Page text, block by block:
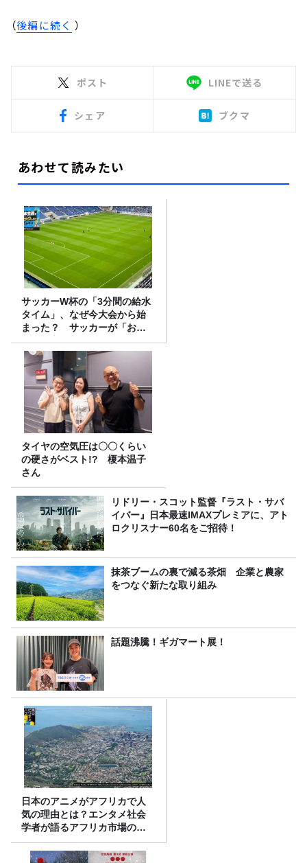
（後編に続く ）
ポスト LINEで送る
シェア ブクマ
あわせて読みたい
サッカーW杯の「3分間の給水
タイム」、なぜ今大会から始
まった？ サッカーが「お
金」に変わる仕組み
タイヤの空気圧は〇〇くらい
の硬さがベスト!? 榎本温子
さん
リドリー・スコット監督『ラスト・サバ
イバー』日本最速IMAXプレミアに、アト
ロクリスナー60名をご招待！
抹茶ブームの裏で減る茶畑 企業と農家
をつなぐ新たな取り組み
話題沸騰！ギガマート展！
日本のアニメがアフリカで人
気の理由とは？エンタメ社会
学者が語るアフリカ市場のリ
アル